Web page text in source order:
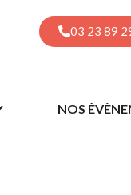
03 23 89
NOS